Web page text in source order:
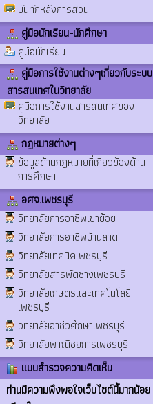
บันทักหลังการสอน
คู่มือนักเรียน-นักศึกษา
คู่มือนักเรียน
คู่มือการใช้งานต่างๆเกี่ยวกับระบบ
สารสนเทศในวิทยาลัย
คู่มือการใช้งานสารสนเทศของ
วิทยาลัย
กฎหมายต่างๆ
ข้อมูลด้านกฎหมายที่เกี่ยวข้องด้าน
การศึกษา
อศจ.เพชรบุรี
วิทยาลัยการอาชีพเขาย้อย
วิทยาลัยการอาชีพบ้านลาด
วิทยาลัยเทคนิคเพชรบุรี
วิทยาลัยสารพัดช่างเพชรบุรี
วิทยาลัยเกษตรและเทคโนโลยี
เพชรบุรี
วิทยาลัยอาชีวศึกษาเพชรบุรี
วิทยาลัยพาณิชยการเพชรบุรี
แบบสำรวจความคิดเห็น
ท่านมีความพึงพอใจเว็บไซต์นี้มากน้อย